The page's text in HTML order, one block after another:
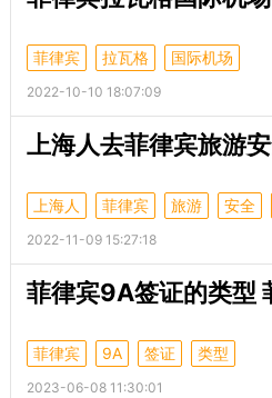
菲律宾 拉瓦格 国际机场
2022-10-10 18:07:09
上海人 菲律宾 旅游 安全
2022-11-09 15:27:18
菲律宾 9A 签证 类型
2023-06-08 11:30:01